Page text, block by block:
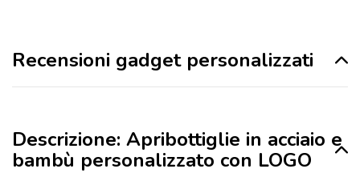
Recensioni gadget personalizzati
Descrizione: Apribottiglie in acciaio e
bambù personalizzato con LOGO